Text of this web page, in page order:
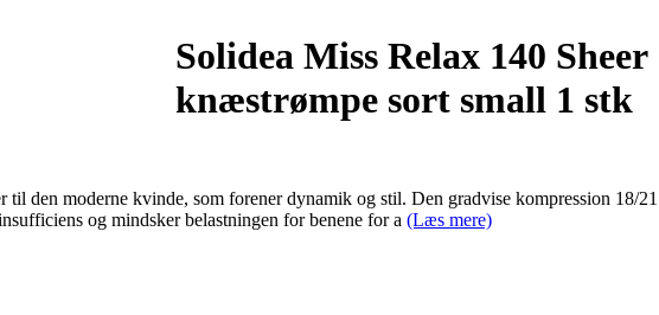
Solidea Miss Relax 140 Sheer
knæstrømpe sort small 1 stk
til den moderne kvinde, som forener dynamik og stil. Den gradvise kompression 18/
og mindsker belastningen for benene for a (Læs mere)